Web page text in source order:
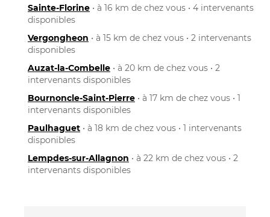
Sainte-Florine • à 16 km de chez vous • 4 intervenants
disponibles
Vergongheon • à 15 km de chez vous • 2 intervenants
disponibles
Auzat-la-Combelle • à 20 km de chez vous • 2
intervenants disponibles
Bournoncle-Saint-Pierre • à 17 km de chez vous • 1
intervenants disponibles
Paulhaguet • à 18 km de chez vous • 1 intervenants
disponibles
Lempdes-sur-Allagnon • à 22 km de chez vous • 2
intervenants disponibles